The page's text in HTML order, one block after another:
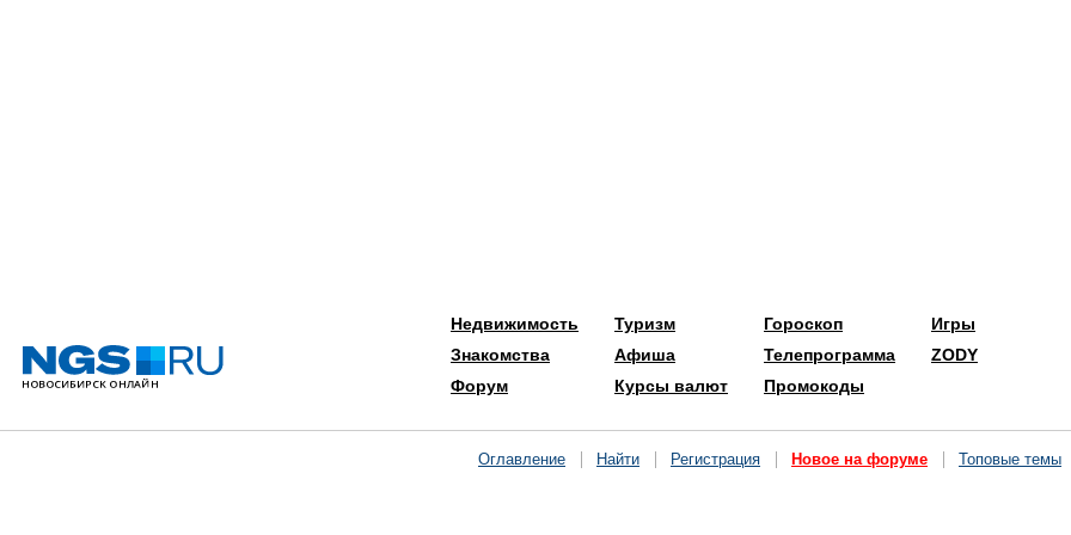
Недвижимость
Знакомства
Форум
Туризм
Афиша
Курсы валют
Гороскоп
Телепрограмма
Промокоды
Игры
ZODY
Оглавление Найти Регистрация Новое на форуме Топовые темы